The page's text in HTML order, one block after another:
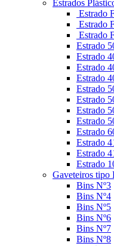
Estrados
Estrado
Estrado
Estrado
Estrado
Estrado
Estrado
Estrado
Estrado
Estrado
Estrado
Estrado
Estrado
Estrado
Estrado
Estrado
Gaveteiros tipo
Bins Nº3
Bins Nº4
Bins Nº5
Bins Nº6
Bins Nº7
Bins Nº8